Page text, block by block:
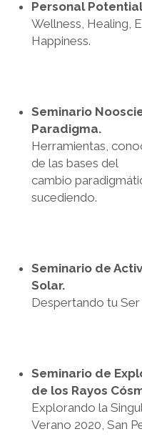
Personal
Wellness, Healing,
Happiness.
Seminario
Paradigma.
Herramientas,
de las bases del
cambio
sucediendo.
Seminario de
Solar.
Despertando tu Ser
Seminario de
de los Rayos
Explorando la
Verano 2020, San